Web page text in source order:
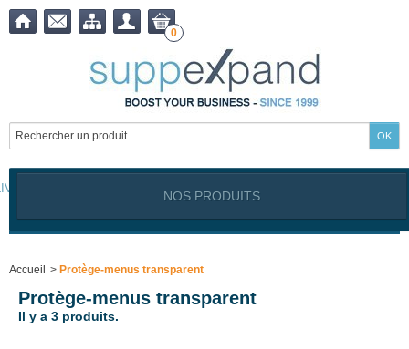
0
OFFERTE à partir de399,00 € !
NOS PRODUITS
Accueil > Protège-menus transparent
Protège-menus transparent
Il y a 3 produits.